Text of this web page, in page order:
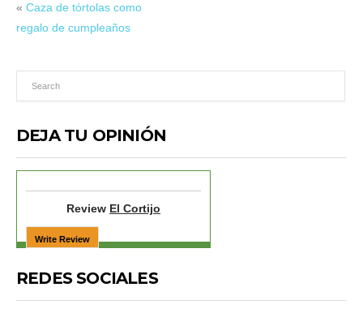
« Caza de tórtolas como
regalo de cumpleaños
DEJA TU OPINIÓN
Review El Cortijo
REDES SOCIALES